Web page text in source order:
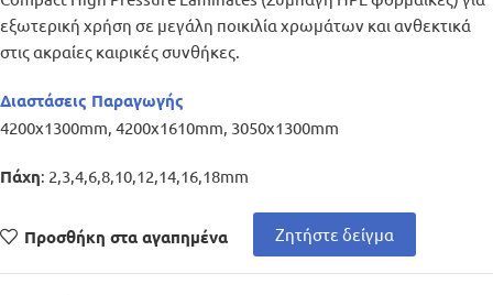
εξωτερική χρήση σε μεγάλη ποικιλία χρωμάτων και ανθεκτικά
στις ακραίες καιρικές συνθήκες.
Διαστάσεις Παραγωγής
4200x1300mm, 4200x1610mm, 3050x1300mm
Πάχη: 2,3,4,6,8,10,12,14,16,18mm
Προσθήκη στα αγαπημένα Ζητήστε δείγμα